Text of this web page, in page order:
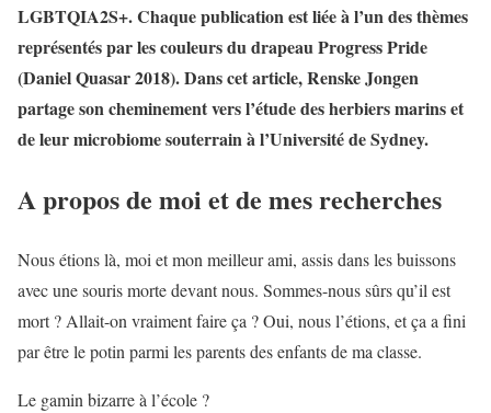
LGBTQIA2S+. Chaque publication est liée à l’un des thèmes
représentés par les couleurs du drapeau Progress Pride
(Daniel Quasar 2018). Dans cet article, Renske Jongen
partage son cheminement vers l’étude des herbiers marins et
de leur microbiome souterrain à l’Université de Sydney.
A propos de moi et de mes recherches
Nous étions là, moi et mon meilleur ami, assis dans les buissons
avec une souris morte devant nous. Sommes-nous sûrs qu’il est
mort ? Allait-on vraiment faire ça ? Oui, nous l’étions, et ça a fini
par être le potin parmi les parents des enfants de ma classe.
Le gamin bizarre à l’école ?